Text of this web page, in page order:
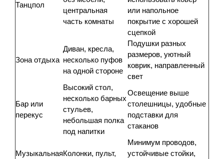
Танцпол
центральная
часть комнаты
или напольное
покрытие с хорошей
сцепкой
Зона отдыха
Диван, кресла,
несколько пуфов
на одной стороне
Подушки разных
размеров, уютный
коврик, направленный
свет
Бар или
перекус
Высокий стол,
несколько барных
стульев,
небольшая полка
под напитки
Освещение выше
столешницы, удобные
подставки для
стаканов
МузыкальнаяКолонки, пульт,
Минимум проводов,
устойчивые стойки,